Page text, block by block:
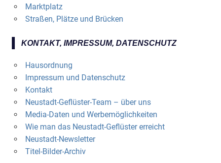
Marktplatz
Straßen, Plätze und Brücken
KONTAKT, IMPRESSUM, DATENSCHUTZ
Hausordnung
Impressum und Datenschutz
Kontakt
Neustadt-Geflüster-Team – über uns
Media-Daten und Werbemöglichkeiten
Wie man das Neustadt-Geflüster erreicht
Neustadt-Newsletter
Titel-Bilder-Archiv